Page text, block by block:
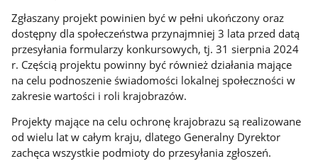
Zgłaszany projekt powinien być w pełni ukończony oraz
dostępny dla społeczeństwa przynajmniej 3 lata przed datą
przesyłania formularzy konkursowych, tj. 31 sierpnia 2024
r. Częścią projektu powinny być również działania mające
na celu podnoszenie świadomości lokalnej społeczności w
zakresie wartości i roli krajobrazów.
Projekty mające na celu ochronę krajobrazu są realizowane
od wielu lat w całym kraju, dlatego Generalny Dyrektor
zachęca wszystkie podmioty do przesyłania zgłoszeń.